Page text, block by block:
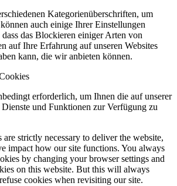
Kategorienüberschriften, um
auch einige Ihrer Einstellungen
das Blockieren einiger Arten von
auf Ihre Erfahrung auf unseren Websites
kann, die wir anbieten können.
erforderlich, um Ihnen die auf unserer
und Funktionen zur Verfügung zu
are strictly necessary to deliver the website,
impact how our site functions. You always
by changing your browser settings and
on this website. But this will always
cookies when revisiting our site.